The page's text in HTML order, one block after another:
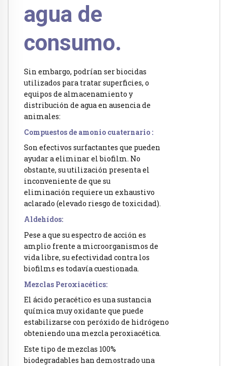
agua de
consumo.
Sin embargo, podrían ser biocidas
utilizados para tratar superficies, o
equipos de almacenamiento y
distribución de agua en ausencia de
animales:
Compuestos de amonio cuaternario :
Son efectivos surfactantes que pueden
ayudar a eliminar el biofilm. No
obstante, su utilización presenta el
inconveniente de que su
eliminación requiere un exhaustivo
aclarado (elevado riesgo de toxicidad).
Aldehídos:
Pese a que su espectro de acción es
amplio frente a microorganismos de
vida libre, su efectividad contra los
biofilms es todavía cuestionada.
Mezclas Peroxiacétics:
El ácido peracético es una sustancia
química muy oxidante que puede
estabilizarse con peróxido de hidrógeno
obteniendo una mezcla peroxiacética.
Este tipo de mezclas 100%
biodegradables han demostrado una